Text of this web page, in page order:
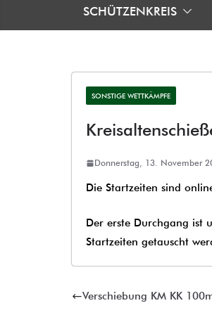
SCHÜTZENKREIS
SONSTIGE WETTKÄMPFE
Donnerstag, 13. November
Die Startzeiten sind
Der erste Durchgang ist
Startzeiten getauscht
Verschiebung KM KK